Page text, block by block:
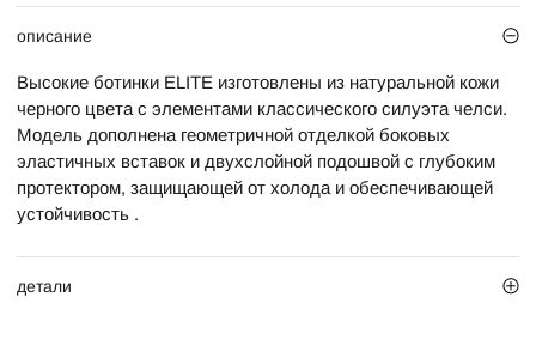
описание
Высокие ботинки ELITE изготовлены из натуральной кожи
черного цвета с элементами классического силуэта челси.
Модель дополнена геометричной отделкой боковых
эластичных вставок и двухслойной подошвой с глубоким
протектором, защищающей от холода и обеспечивающей
устойчивость .
детали